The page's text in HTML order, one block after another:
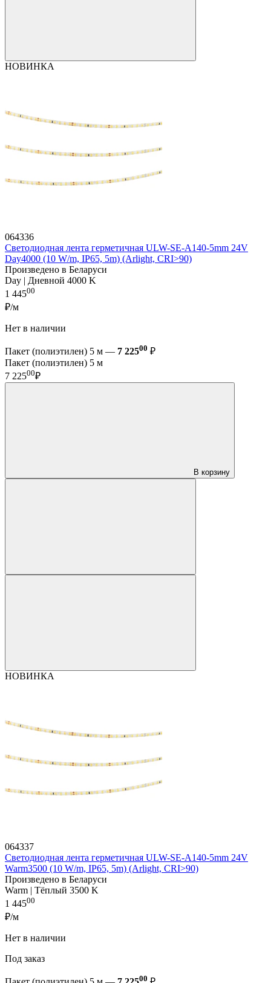
НОВИНКА
064336
Светодиодная лента герметичная ULW-SE-A140-5mm 24V
Day4000 (10 W/m, IP65, 5m) (Arlight, CRI>90)
Произведено в Беларуси
Day | Дневной 4000 K
1 44500
₽/м
Нет в наличии
Пакет (полиэтилен) 5 м — 7 22500 ₽
Пакет (полиэтилен) 5 м
7 22500₽
В корзину
НОВИНКА
064337
Светодиодная лента герметичная ULW-SE-A140-5mm 24V
Warm3500 (10 W/m, IP65, 5m) (Arlight, CRI>90)
Произведено в Беларуси
Warm | Тёплый 3500 K
1 44500
₽/м
Нет в наличии
Под заказ
00